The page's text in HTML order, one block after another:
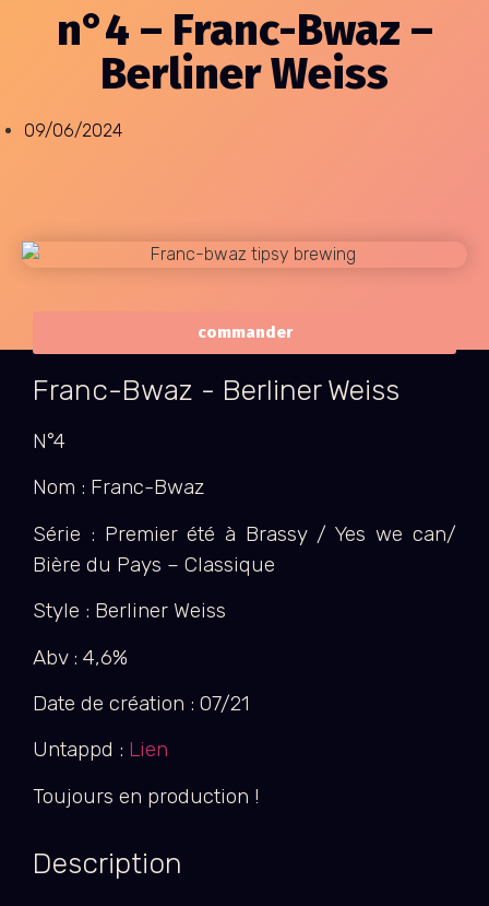
n°4 – Franc-Bwaz –
Berliner Weiss
09/06/2024
commander
Franc-Bwaz - Berliner Weiss
N°4
Nom : Franc-Bwaz
Série : Premier été à Brassy / Yes we can/
Bière du Pays – Classique
Style : Berliner Weiss
Abv : 4,6%
Date de création : 07/21
Untappd : Lien
Toujours en production !
Description